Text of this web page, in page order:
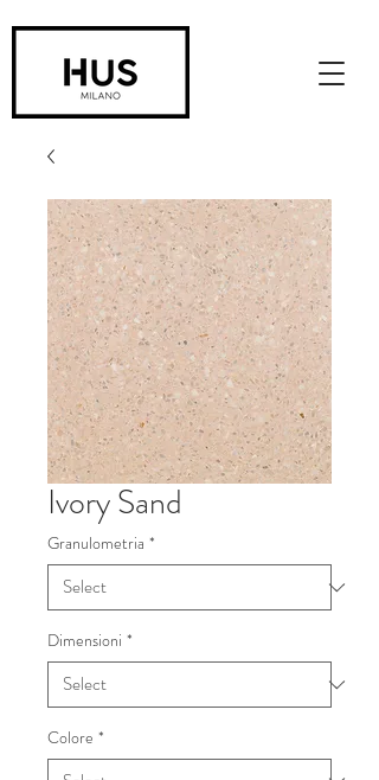
Ivory Sand
Granulometria *
Dimensioni *
Colore *